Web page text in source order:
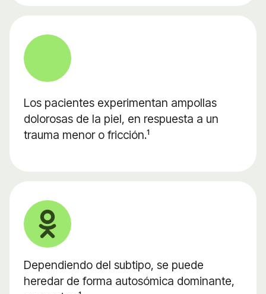
Los pacientes experimentan ampollas
dolorosas de la piel, en respuesta a un
trauma menor o fricción.¹
Dependiendo del subtipo, se puede
heredar de forma autosómica dominante,